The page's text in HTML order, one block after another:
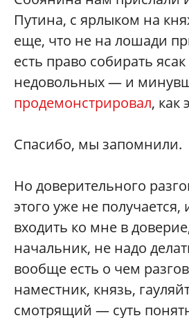
Путина, с ярлыком на
еще, что не на лошади
есть право собирать
недовольных — и
продемонстрировал, как
Спасибо, мы запомнили.
Но доверительного
этого уже не получается,
входить ко мне в
начальник, не надо
вообще есть о чем
наместник, князь,
смотрящий — суть